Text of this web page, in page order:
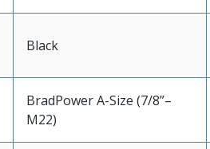
Black
BradPower A-Size (7/8”–
M22)